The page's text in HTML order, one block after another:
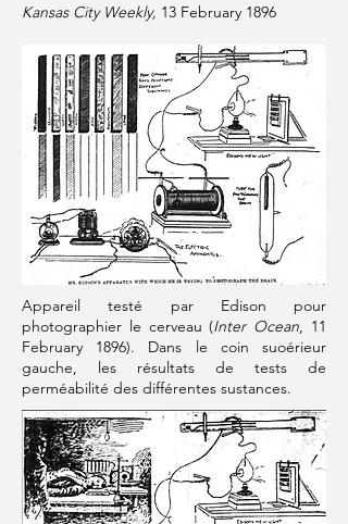
Kansas City Weekly, 13 February 1896
Appareil testé par Edison pour
photographier le cerveau (Inter Ocean, 11
February 1896). Dans le coin suoérieur
gauche, les résultats de tests de
perméabilité des différentes sustances.